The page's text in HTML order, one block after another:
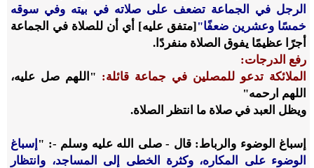
الرجل في الجماعة تضعف على صلاته في بيته وفي سوقه
خمسًا وعشرين ضعفًا"[متفق عليه] أي أن للصلاة في الجماعة
أجرًا عظيمًا يفوق الصلاة منفردًا.
رفع الدرجات:
الملائكة تدعو للمصلين في جماعة قائلة: "اللهم صل عليه،
اللهم ارحمه"
ويظل العبد في صلاة ما انتظر الصلاة.
إسباغ الوضوء والرباط: قال - صلى الله عليه وسلم -: "إسباغ
الوضوء على المكاره، وكثرة الخطى إلى المساجد، وانتظار